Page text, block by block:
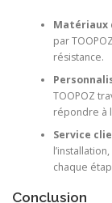
Matériaux
par
résistance.
TOOPOZ
répondre à
Service
chaque
Conclusion